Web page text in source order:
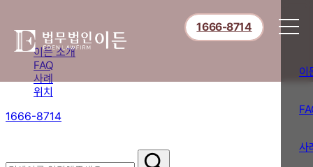
이든 소개
FAQ
사례
위치
1666-8714
1666-8714
이
사